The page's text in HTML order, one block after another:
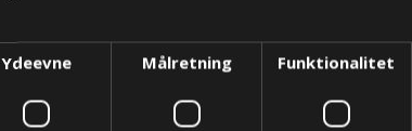
Ydeevne Målretning Funktionalitet